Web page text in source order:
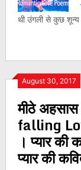
थी उंगली से कुछ
August 30, 2017
मीठे
falling
। प्यार की
प्यार की